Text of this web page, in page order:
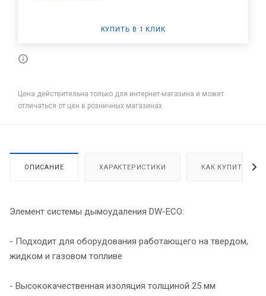
КУПИТЬ В 1 КЛИК
Цена действительна только для интернет-магазина и может
отличаться от цен в розничных магазинах
ОПИСАНИЕ ХАРАКТЕРИСТИКИ КАК КУПИТЬ
Элемент системы дымоудаления DW-ECO:
- Подходит для оборудования работающего на твердом,
жидком и газовом топливе
- Высококачественная изоляция толщиной 25 мм